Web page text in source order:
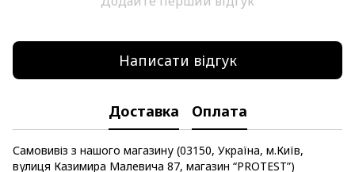
Написати відгук
Доставка Оплата
Самовивіз з нашого магазину (03150, Україна, м.Київ,
вулиця Казимира Малевича 87, магазин “PROTEST”)